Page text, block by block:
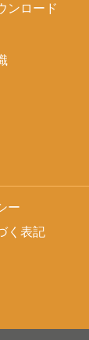
ンロード
ー
く表記